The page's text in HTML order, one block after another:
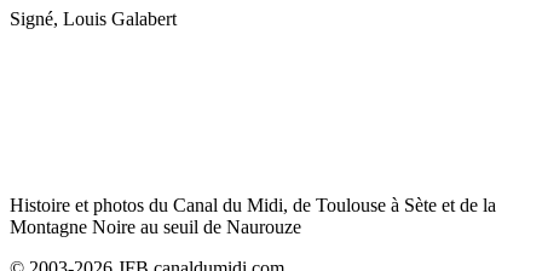
Signé, Louis Galabert
Histoire et photos du Canal du Midi, de Toulouse à Sète et de la
Montagne Noire au seuil de Naurouze